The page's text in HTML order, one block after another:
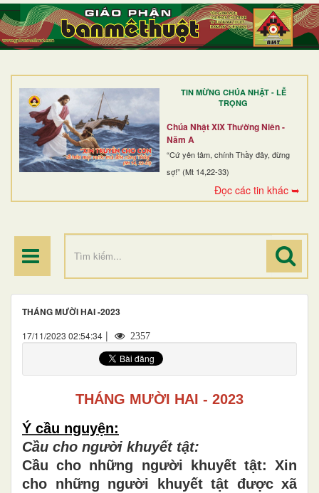
TIN MỪNG CHÚA NHẬT - LỄ
TRỌNG
Chúa Nhật XIX Thường Niên -
Năm A
“Cứ yên tâm, chính Thầy đây, đừng
sợ!” (Mt 14,22-33)
Đọc các tin khác ➥
TRANG NHẤT
GIỚI THIỆU
DÒNG TU
BAN MỤC VỤ
ĐOÀN THỂ CG
THÁNG MƯỜI HAI -2023
17/11/2023 02:54:34 | 2357
THÁNG MƯỜI HAI - 2023
Ý cầu nguyện:
Cầu cho người khuyết tật:
Cầu cho những người khuyết tật: Xin
cho những người khuyết tật được xã